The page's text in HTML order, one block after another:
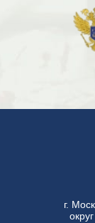
г.